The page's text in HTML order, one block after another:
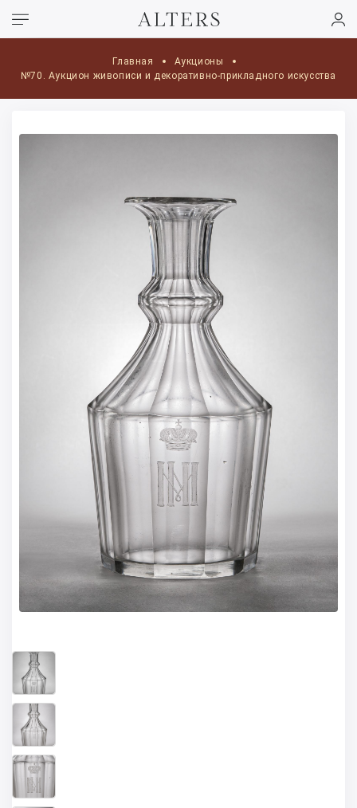
Главная
Аукционы
№70. Аукцион живописи и декоративно-прикладного искусства